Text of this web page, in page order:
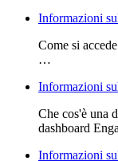
Informazioni
Come si
…
Informazioni
Che cos'è una
dashboard
Informazioni